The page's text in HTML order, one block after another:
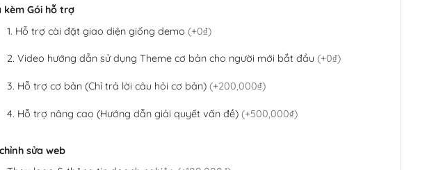
kèm Gói hỗ trợ
1. Hỗ trợ cài đặt giao diện giống demo (+0₫)
2. Video hướng dẫn sử dụng Theme cơ bản cho người mới bắt đầu (+0₫)
3. Hỗ trợ cơ bản (Chỉ trả lời câu hỏi cơ bản) (+200,000₫)
4. Hỗ trợ nâng cao (Hướng dẫn giải quyết vấn đề) (+500,000₫)
sửa web